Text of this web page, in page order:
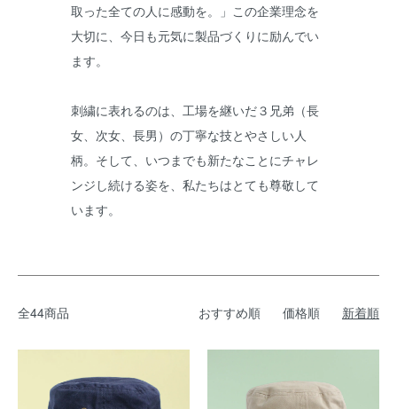
取った全ての人に感動を。」この企業理念を
大切に、今日も元気に製品づくりに励んでい
ます。
刺繍に表れるのは、工場を継いだ３兄弟（長
女、次女、長男）の丁寧な技とやさしい人
柄。そして、いつまでも新たなことにチャレ
ンジし続ける姿を、私たちはとても尊敬して
います。
全44商品 おすすめ順 価格順 新着順